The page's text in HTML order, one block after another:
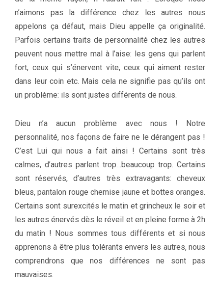
n’aimons pas la différence chez les autres nous
appelons ça défaut, mais Dieu appelle ça originalité.
Parfois certains traits de personnalité chez les autres
peuvent nous mettre mal à l’aise: les gens qui parlent
fort, ceux qui s’énervent vite, ceux qui aiment rester
dans leur coin etc. Mais cela ne signifie pas qu’ils ont
un problème: ils sont justes différents de nous.
Dieu n’a aucun problème avec nous ! Notre
personnalité, nos façons de faire ne le dérangent pas !
C’est Lui qui nous a fait ainsi ! Certains sont très
calmes, d’autres parlent trop…beaucoup trop. Certains
sont réservés, d’autres très extravagants: cheveux
bleus, pantalon rouge chemise jaune et bottes oranges.
Certains sont surexcités le matin et grincheux le soir et
les autres énervés dès le réveil et en pleine forme à 2h
du matin ! Nous sommes tous différents et si nous
apprenons à être plus tolérants envers les autres, nous
comprendrons que nos différences ne sont pas
mauvaises.